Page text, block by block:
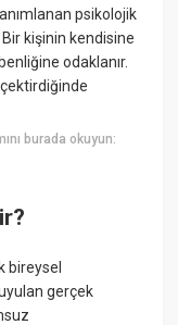
psikolojik
kişinin kendisine
odaklanır.
burada okuyun:
bireysel
gerçek